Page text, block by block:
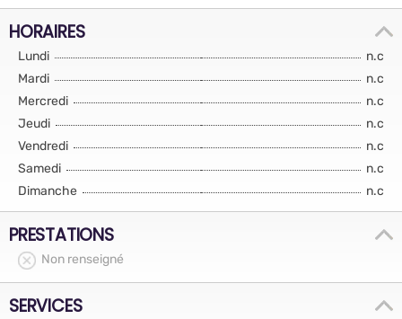
HORAIRES
Lundi
n.c
Mardi
n.c
Mercredi
n.c
Jeudi
n.c
Vendredi
n.c
Samedi
n.c
Dimanche
n.c
PRESTATIONS
Non renseigné
SERVICES